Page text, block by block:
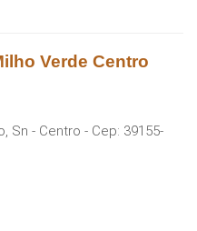
Verde Centro
Sn - Centro - Cep: 39155-